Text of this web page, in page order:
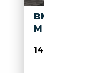
BMW 418 I
M SPORT
14 990€